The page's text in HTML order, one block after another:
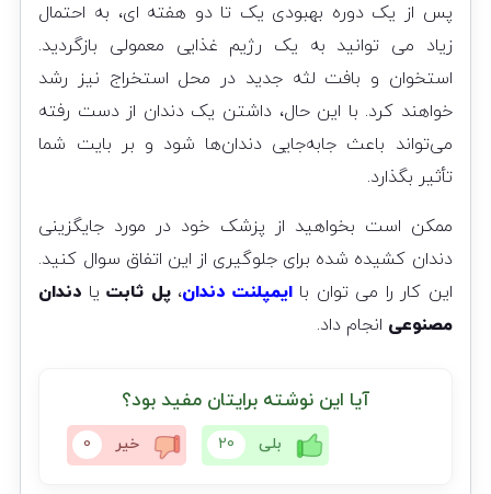
پس از یک دوره بهبودی یک تا دو هفته ای، به احتمال
زیاد می توانید به یک رژیم غذایی معمولی بازگردید.
استخوان و بافت لثه جدید در محل استخراج نیز رشد
خواهند کرد. با این حال، داشتن یک دندان از دست رفته
می‌تواند باعث جابه‌جایی دندان‌ها شود و بر بایت شما
تأثیر بگذارد.
ممکن است بخواهید از پزشک خود در مورد جایگزینی
دندان کشیده شده برای جلوگیری از این اتفاق سوال کنید.
این کار را می توان باایمپلنت دندان،پل ثابتیا دندان
مصنوعی انجام داد.
آیا این نوشته برایتان مفید بود؟
بلی 20 خیر 0